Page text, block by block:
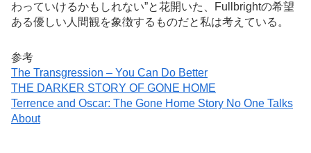
わっていけるかもしれない”と花開いた、Fullbrightの希望
ある優しい人間観を象徴するものだと私は考えている。
参考
The Transgression – You Can Do Better
THE DARKER STORY OF GONE HOME
Terrence and Oscar: The Gone Home Story No One Talks
About